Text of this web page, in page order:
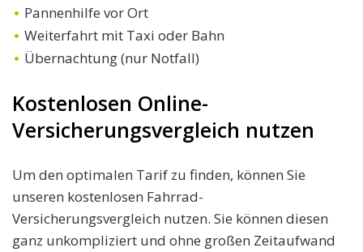
Pannenhilfe vor Ort
Weiterfahrt mit Taxi oder Bahn
Übernachtung (nur Notfall)
Kostenlosen Online-
Versicherungsvergleich nutzen
Um den optimalen Tarif zu finden, können Sie
unseren kostenlosen Fahrrad-
Versicherungsvergleich nutzen. Sie können diesen
ganz unkompliziert und ohne großen Zeitaufwand